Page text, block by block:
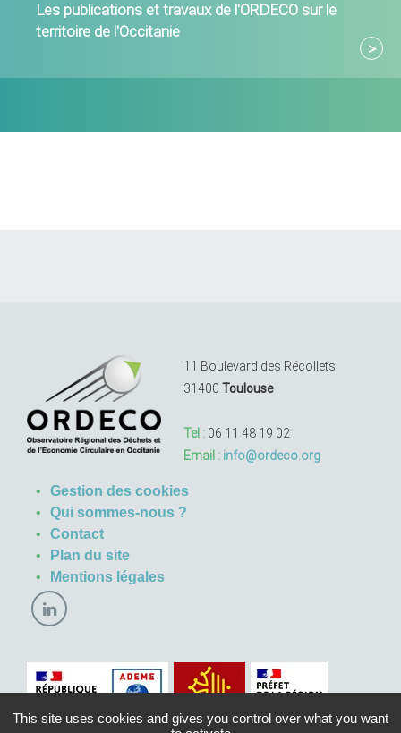
Les publications et travaux de l'ORDECO sur le
territoire de l'Occitanie
11 Boulevard des Récollets
31400 Toulouse
Tel : 06 11 48 19 02
Email : info@ordeco.org
Gestion des cookies
Qui sommes-nous ?
Contact
Plan du site
Mentions légales
This site uses cookies and gives you control over what you want